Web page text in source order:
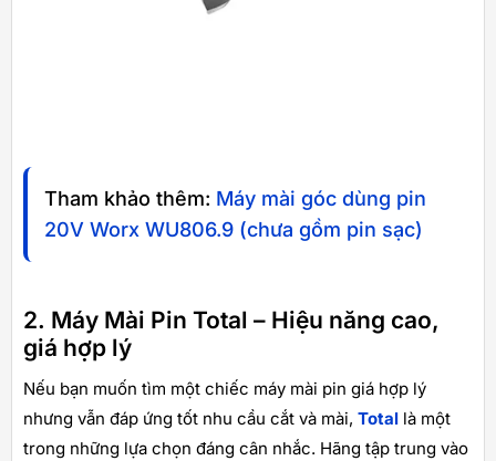
Tham khảo thêm: Máy mài góc dùng pin
20V Worx WU806.9 (chưa gồm pin sạc)
2. Máy Mài Pin Total – Hiệu năng cao,
giá hợp lý
Nếu bạn muốn tìm một chiếc máy mài pin giá hợp lý
nhưng vẫn đáp ứng tốt nhu cầu cắt và mài, Total là một
trong những lựa chọn đáng cân nhắc. Hãng tập trung vào